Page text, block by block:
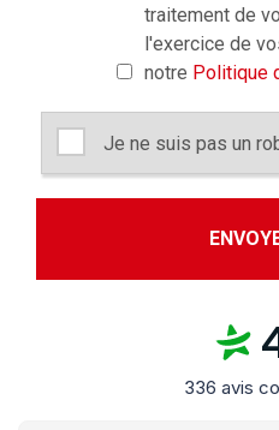
traitement de
l'exercice de
notre Politique
Je ne suis pas un
336 avis